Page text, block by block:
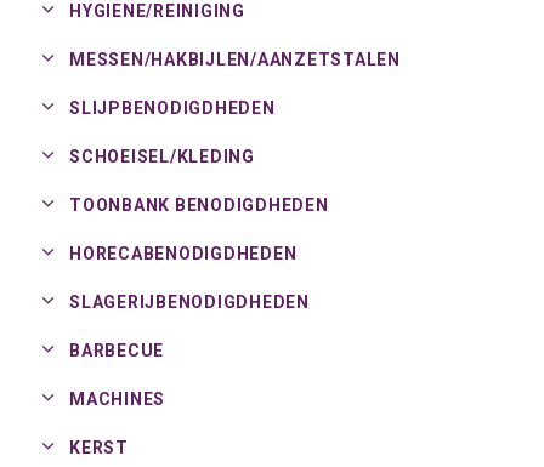
HYGIENE/ REINIGING
MESSEN/HAKBIJLEN/AANZETSTALEN
SLIJPBENODIGDHEDEN
SCHOEISEL/ KLEDING
TOONBANK BENODIGDHEDEN
HORECABENODIGDHEDEN
SLAGERIJBENODIGDHEDEN
BARBECUE
MACHINES
KERST